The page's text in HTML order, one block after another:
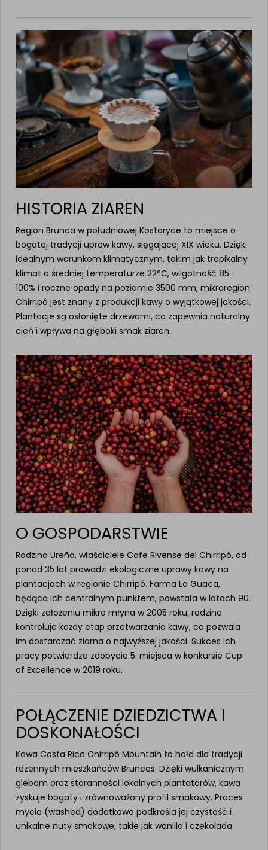
HISTORIA ZIAREN
Region Brunca w południowej Kostaryce to miejsce o
bogatej tradycji upraw kawy, sięgającej XIX wieku. Dzięki
idealnym warunkom klimatycznym, takim jak tropikalny
klimat o średniej temperaturze 22°C, wilgotność 85-
100% i roczne opady na poziomie 3500 mm, mikroregion
Chirripó jest znany z produkcji kawy o wyjątkowej jakości.
Plantacje są osłonięte drzewami, co zapewnia naturalny
cień i wpływa na głęboki smak ziaren.
O GOSPODARSTWIE
Rodzina Ureña, właściciele Cafe Rivense del Chirripó, od
ponad 35 lat prowadzi ekologiczne uprawy kawy na
plantacjach w regionie Chirripó. Farma La Guaca,
będąca ich centralnym punktem, powstała w latach 90.
Dzięki założeniu mikro młyna w 2005 roku, rodzina
kontroluje każdy etap przetwarzania kawy, co pozwala
im dostarczać ziarna o najwyższej jakości. Sukces ich
pracy potwierdza zdobycie 5. miejsca w konkursie Cup
of Excellence w 2019 roku.
POŁĄCZENIE DZIEDZICTWA I
DOSKONAŁOŚCI
Kawa Costa Rica Chirripó Mountain to hołd dla tradycji
rdzennych mieszkańców Bruncas. Dzięki wulkanicznym
glebom oraz staranności lokalnych plantatorów, kawa
zyskuje bogaty i zrównoważony profil smakowy. Proces
mycia (washed) dodatkowo podkreśla jej czystość i
unikalne nuty smakowe, takie jak wanilia i czekolada.